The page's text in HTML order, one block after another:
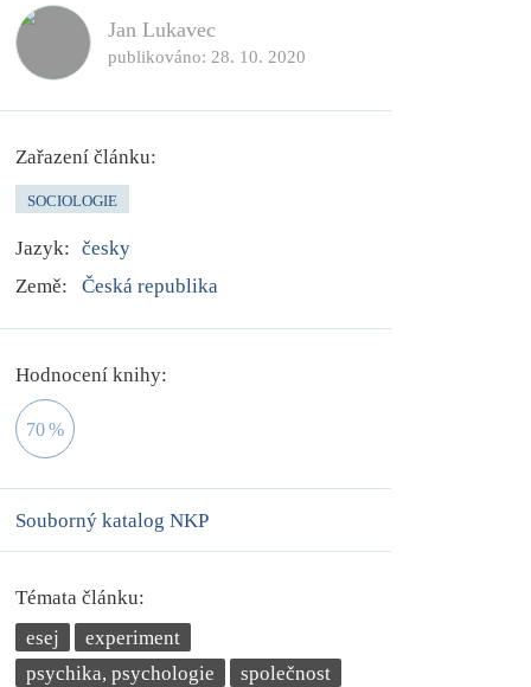
Jan Lukavec
publikováno: 28. 10. 2020
Zařazení článku:
SOCIOLOGIE
Jazyk: česky
Země:
Česká republika
Hodnocení knihy:
70 %
Souborný katalog NKP
Témata článku:
esej
experiment
psychika, psychologie
společnost